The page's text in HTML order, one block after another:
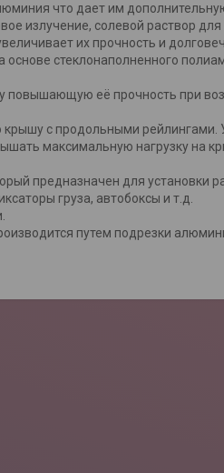
что дает им
излучение, солевой раствор
их прочность и
стеклонаполненного
её прочность при
с продольными рейлингами.
максимальную нагрузку на
предназначен для установки
груза, автобоксы и т.д.
путем подрезки